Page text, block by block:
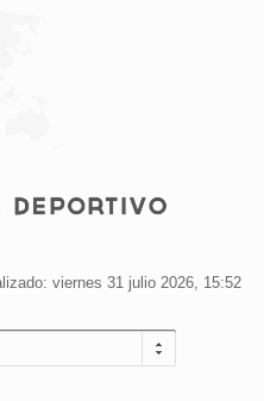
viernes 31 julio 2026, 15:52